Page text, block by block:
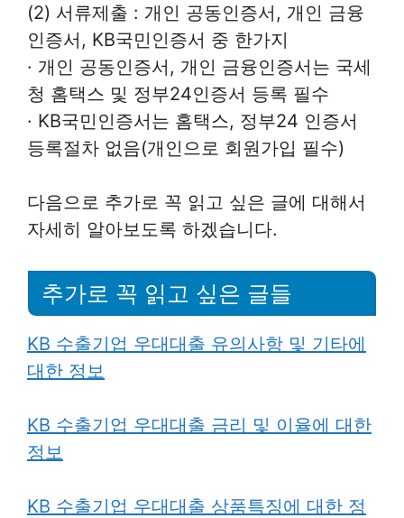
(2) 서류제출 : 개인 공동인증서, 개인 금융
인증서, KB국민인증서 중 한가지
· 개인 공동인증서, 개인 금융인증서는 국세
청 홈택스 및 정부24인증서 등록 필수
· KB국민인증서는 홈택스, 정부24 인증서
등록절차 없음(개인으로 회원가입 필수)
다음으로 추가로 꼭 읽고 싶은 글에 대해서
자세히 알아보도록 하겠습니다.
추가로 꼭 읽고 싶은 글들
KB 수출기업 우대대출 유의사항 및 기타에
대한 정보
KB 수출기업 우대대출 금리 및 이율에 대한
정보
KB 수출기업 우대대출 상품특징에 대한 정